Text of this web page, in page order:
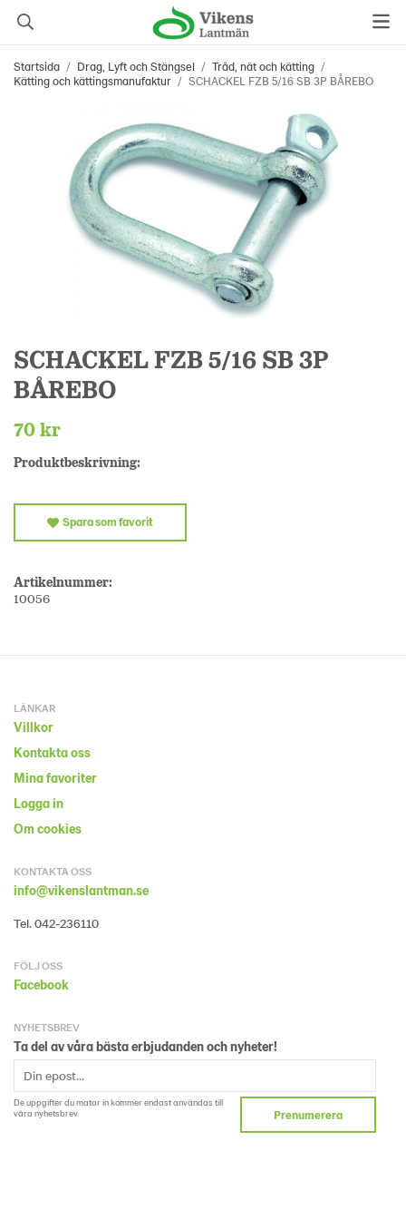
Startsida / Drag, Lyft och Stängsel / Tråd, nät och kätting /
Kätting och kättingsmanufaktur / SCHACKEL FZB 5/16 SB 3P BÅREBO
SCHACKEL FZB 5/16 SB 3P
BÅREBO
70 kr
Produktbeskrivning:
Spara som favorit
Artikelnummer:
10056
LÄNKAR
Villkor
Kontakta oss
Mina favoriter
Logga in
Om cookies
KONTAKTA OSS
info@vikenslantman.se
Tel. 042-236110
FÖLJ OSS
Facebook
NYHETSBREV
Ta del av våra bästa erbjudanden och nyheter!
De uppgifter du matar in kommer endast användas till
våra nyhetsbrev.
Prenumerera